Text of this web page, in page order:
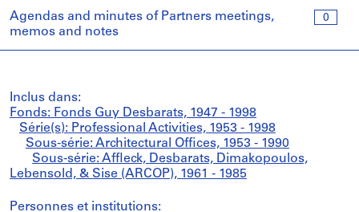
0
Agendas and minutes of Partners meetings,
memos and notes
Inclus dans:
Fonds: Fonds Guy Desbarats, 1947 - 1998
Série(s): Professional Activities, 1953 - 1998
Sous-série: Architectural Offices, 1953 - 1990
Sous-série: Affleck, Desbarats, Dimakopoulos,
Lebensold, & Sise (ARCOP), 1961 - 1985
Personnes et institutions: